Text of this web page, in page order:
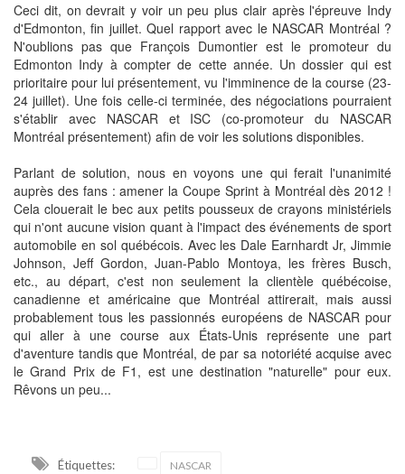
Ceci dit, on devrait y voir un peu plus clair après l'épreuve Indy
d'Edmonton, fin juillet. Quel rapport avec le NASCAR Montréal ?
N'oublions pas que François Dumontier est le promoteur du
Edmonton Indy à compter de cette année. Un dossier qui est
prioritaire pour lui présentement, vu l'imminence de la course (23-
24 juillet). Une fois celle-ci terminée, des négociations pourraient
s'établir avec NASCAR et ISC (co-promoteur du NASCAR
Montréal présentement) afin de voir les solutions disponibles.
Parlant de solution, nous en voyons une qui ferait l'unanimité
auprès des fans : amener la Coupe Sprint à Montréal dès 2012 !
Cela clouerait le bec aux petits pousseux de crayons ministériels
qui n'ont aucune vision quant à l'impact des événements de sport
automobile en sol québécois. Avec les Dale Earnhardt Jr, Jimmie
Johnson, Jeff Gordon, Juan-Pablo Montoya, les frères Busch,
etc., au départ, c'est non seulement la clientèle québécoise,
canadienne et américaine que Montréal attirerait, mais aussi
probablement tous les passionnés européens de NASCAR pour
qui aller à une course aux États-Unis représente une part
d'aventure tandis que Montréal, de par sa notoriété acquise avec
le Grand Prix de F1, est une destination "naturelle" pour eux.
Rêvons un peu...
Étiquettes: NASCAR